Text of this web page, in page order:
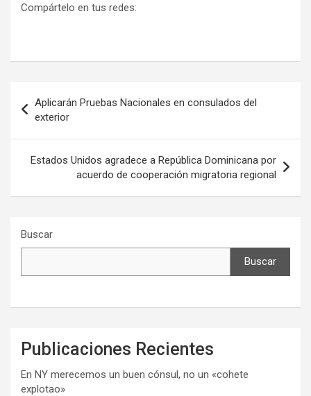
Compártelo en tus redes:
de
entradas
Aplicarán Pruebas Nacionales en consulados del
exterior
Estados Unidos agradece a República Dominicana por
acuerdo de cooperación migratoria regional
Buscar
Buscar
Publicaciones Recientes
En NY merecemos un buen cónsul, no un «cohete
explotao»